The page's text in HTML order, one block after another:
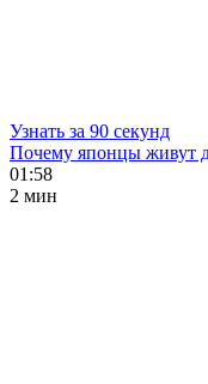
Узнать за 90 секунд
Почему японцы живут
01:58
2 мин